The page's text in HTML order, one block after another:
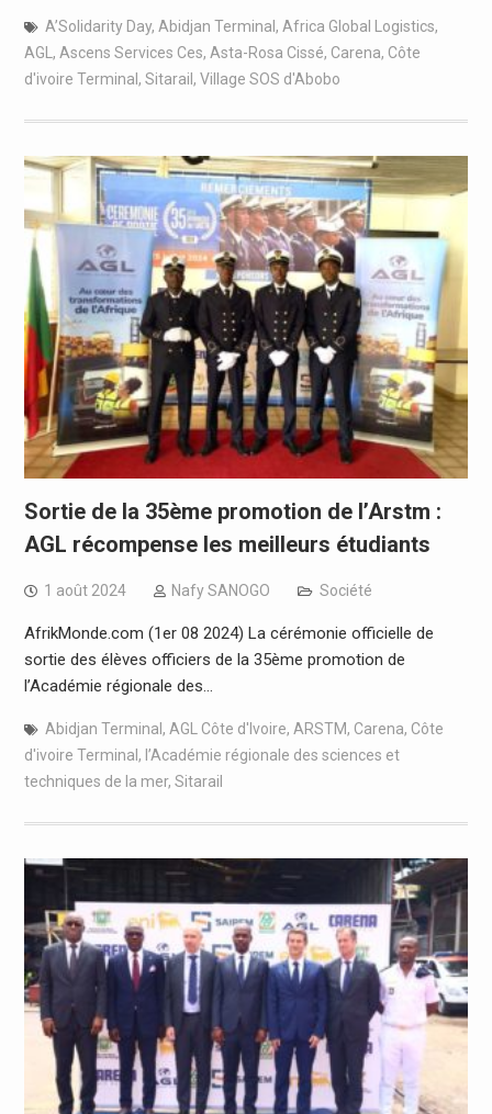
A’Solidarity Day, Abidjan Terminal , Africa Global Logistics,
AGL , Ascens Services Ces, Asta-Rosa Cissé, Carena, Côte
d'ivoire Terminal , Sitarail , Village SOS d'Abobo
Sortie de la 35ème promotion de l’Arstm :
AGL récompense les meilleurs étudiants
1 août 2024 Nafy SANOGO Société
AfrikMonde.com (1er 08 2024) La cérémonie officielle de
sortie des élèves officiers de la 35ème promotion de
l’Académie régionale des…
Abidjan Terminal , AGL Côte d'Ivoire, ARSTM, Carena, Côte
d'ivoire Terminal , l’Académie régionale des sciences et
techniques de la mer, Sitarail